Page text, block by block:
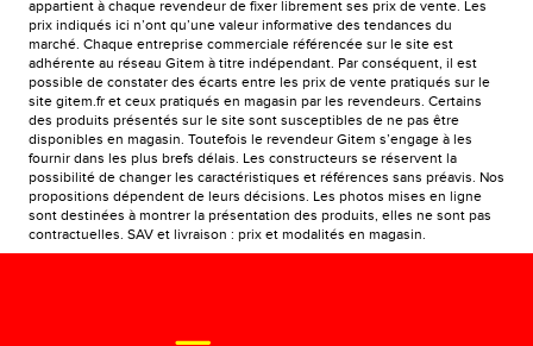
appartient à chaque revendeur de fixer librement ses prix de vente. Les
prix indiqués ici n’ont qu’une valeur informative des tendances du
marché. Chaque entreprise commerciale référencée sur le site est
adhérente au réseau Gitem à titre indépendant. Par conséquent, il est
possible de constater des écarts entre les prix de vente pratiqués sur le
site gitem.fr et ceux pratiqués en magasin par les revendeurs. Certains
des produits présentés sur le site sont susceptibles de ne pas être
disponibles en magasin. Toutefois le revendeur Gitem s’engage à les
fournir dans les plus brefs délais. Les constructeurs se réservent la
possibilité de changer les caractéristiques et références sans préavis. Nos
propositions dépendent de leurs décisions. Les photos mises en ligne
sont destinées à montrer la présentation des produits, elles ne sont pas
contractuelles. SAV et livraison : prix et modalités en magasin.